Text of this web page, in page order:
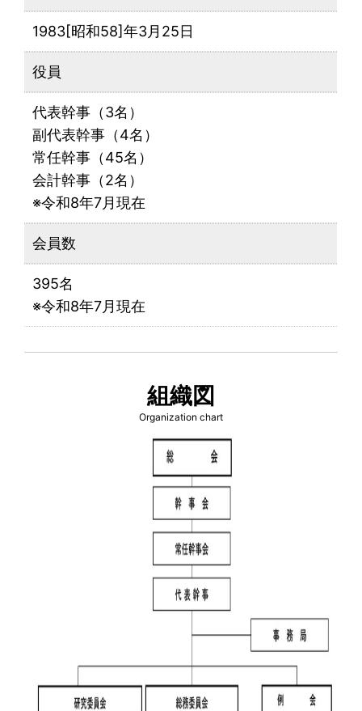
1983[昭和58]年3月25日
役員
代表幹事（3名）
副代表幹事（4名）
常任幹事（45名）
会計幹事（2名）
※令和8年7月現在
会員数
395名
※令和8年7月現在
組織図
Organization chart